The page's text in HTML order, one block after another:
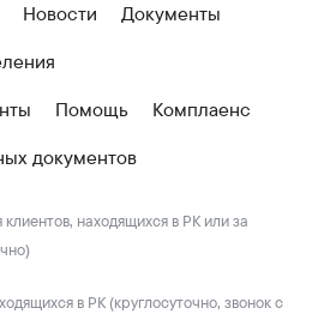
Новости
Документы
Помощь
Комплаенс
документов
клиентов, находящихся в РК или за
в РК (круглосуточно, звонок с